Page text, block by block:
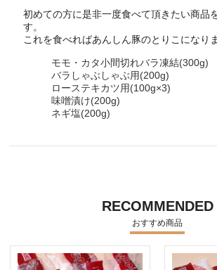
初めての方に是非一度食べて頂きたい商品
す。
これを食べればあんしん豚のとりこになり
モモ・カタ小間切れバラ凍結(300g)
バラしゃぶしゃぶ用(200g)
ローステキカツ用(100g×3)
味噌漬け(200g)
ネギ塩(200g)
RECOMMENDED
おすすめ商品